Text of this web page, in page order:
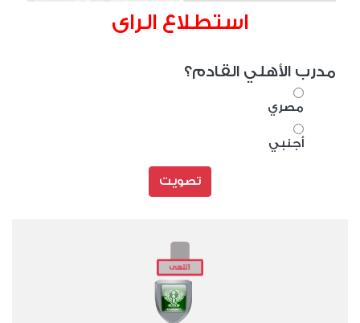
استطلاع الراى
مدرب الأهلي القادم؟
مصري
أجنبي
تصويت